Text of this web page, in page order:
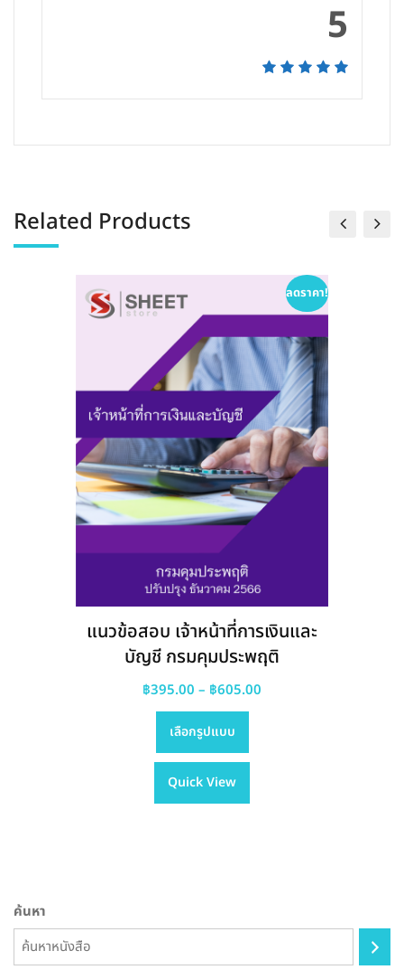
5
Related Products
ลดราคา!
แนวข้อสอบ เจ้าหน้าที่การเงินและ
บัญชี กรมบังคับคดี
฿395.00 – ฿605.00
เลือกรูปแบบ
This
has
variants.
chosen
Quick View
ค้นหา